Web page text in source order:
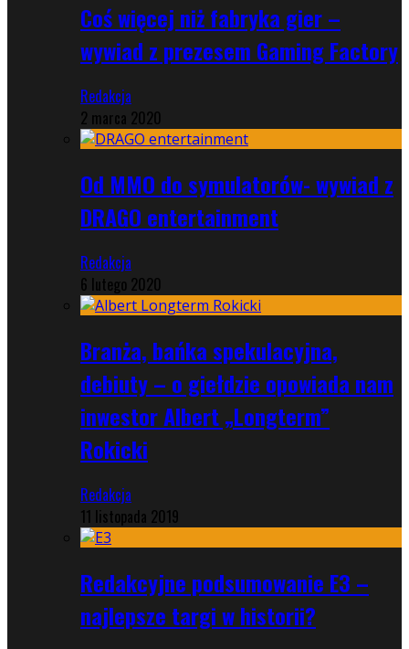
Coś więcej niż fabryka gier –
wywiad z prezesem Gaming Factory
Redakcja
2 marca 2020
Od MMO do symulatorów- wywiad z
DRAGO entertainment
Redakcja
6 lutego 2020
Branża, bańka spekulacyjna,
debiuty – o giełdzie opowiada nam
inwestor Albert „Longterm”
Rokicki
Redakcja
11 listopada 2019
Redakcyjne podsumowanie E3 –
najlepsze targi w historii?